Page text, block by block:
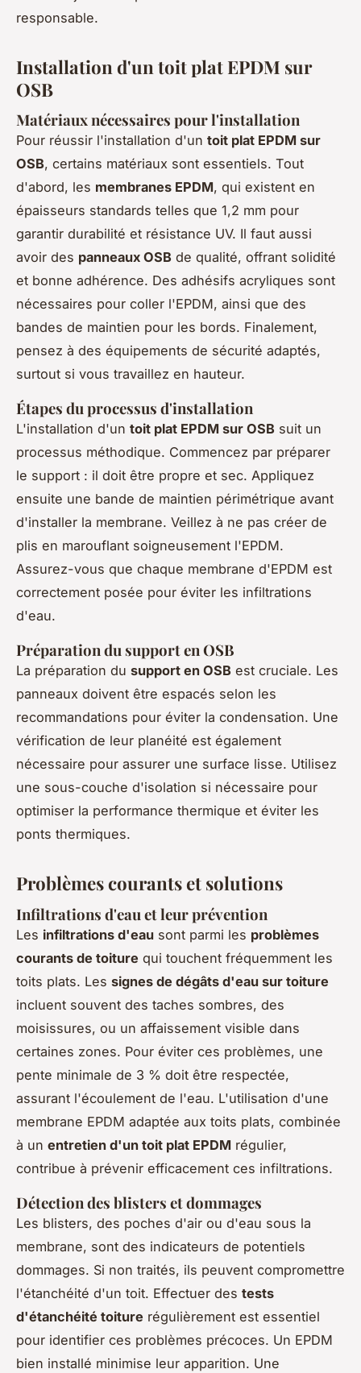
responsable.
Installation d'un toit plat EPDM sur
OSB
Matériaux nécessaires pour l'installation
Pour réussir l'installation d'un toit plat EPDM sur
OSB, certains matériaux sont essentiels. Tout
d'abord, les membranes EPDM, qui existent en
épaisseurs standards telles que 1,2 mm pour
garantir durabilité et résistance UV. Il faut aussi
avoir des panneaux OSB de qualité, offrant solidité
et bonne adhérence. Des adhésifs acryliques sont
nécessaires pour coller l'EPDM, ainsi que des
bandes de maintien pour les bords. Finalement,
pensez à des équipements de sécurité adaptés,
surtout si vous travaillez en hauteur.
Étapes du processus d'installation
L'installation d'un toit plat EPDM sur OSB suit un
processus méthodique. Commencez par préparer
le support : il doit être propre et sec. Appliquez
ensuite une bande de maintien périmétrique avant
d'installer la membrane. Veillez à ne pas créer de
plis en marouflant soigneusement l'EPDM.
Assurez-vous que chaque membrane d'EPDM est
correctement posée pour éviter les infiltrations
d'eau.
Préparation du support en OSB
La préparation du support en OSB est cruciale. Les
panneaux doivent être espacés selon les
recommandations pour éviter la condensation. Une
vérification de leur planéité est également
nécessaire pour assurer une surface lisse. Utilisez
une sous-couche d'isolation si nécessaire pour
optimiser la performance thermique et éviter les
ponts thermiques.
Problèmes courants et solutions
Infiltrations d'eau et leur prévention
Les infiltrations d'eau sont parmi les problèmes
courants de toiture qui touchent fréquemment les
toits plats. Les signes de dégâts d'eau sur toiture
incluent souvent des taches sombres, des
moisissures, ou un affaissement visible dans
certaines zones. Pour éviter ces problèmes, une
pente minimale de 3 % doit être respectée,
assurant l'écoulement de l'eau. L'utilisation d'une
membrane EPDM adaptée aux toits plats, combinée
à un entretien d'un toit plat EPDM régulier,
contribue à prévenir efficacement ces infiltrations.
Détection des blisters et dommages
Les blisters, des poches d'air ou d'eau sous la
membrane, sont des indicateurs de potentiels
dommages. Si non traités, ils peuvent compromettre
l'étanchéité d'un toit. Effectuer des tests
d'étanchéité toiture régulièrement est essentiel
pour identifier ces problèmes précoces. Un EPDM
bien installé minimise leur apparition. Une